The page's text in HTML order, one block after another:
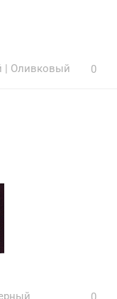
| Оливковый 0